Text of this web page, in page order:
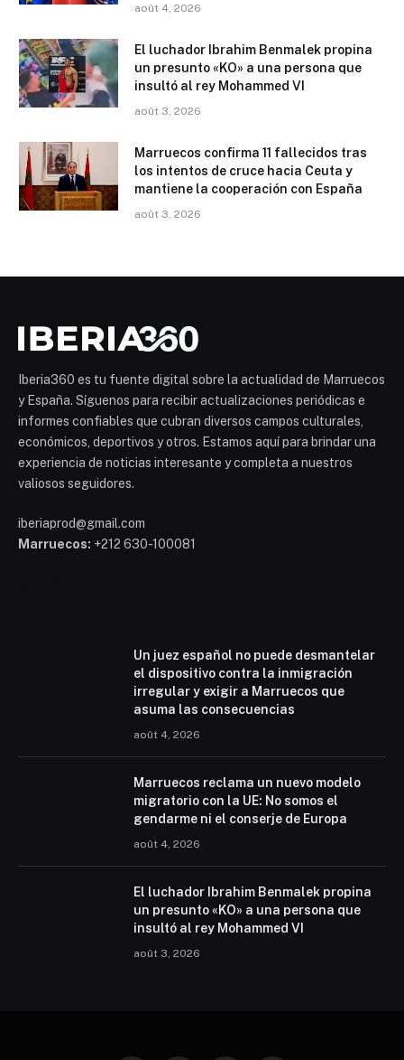
août 4, 2026
El luchador Ibrahim Benmalek propina
un presunto «KO» a una persona que
insultó al rey Mohammed VI
août 3, 2026
Marruecos confirma 11 fallecidos tras
los intentos de cruce hacia Ceuta y
mantiene la cooperación con España
août 3, 2026
Iberia360 es tu fuente digital sobre la actualidad de Marruecos
y España. Síguenos para recibir actualizaciones periódicas e
informes confiables que cubran diversos campos culturales,
económicos, deportivos y otros. Estamos aquí para brindar una
experiencia de noticias interesante y completa a nuestros
valiosos seguidores.
iberiaprod@gmail.com
Marruecos: +212 630-100081
Un juez español no puede desmantelar
el dispositivo contra la inmigración
irregular y exigir a Marruecos que
asuma las consecuencias
août 4, 2026
Marruecos reclama un nuevo modelo
migratorio con la UE: No somos el
gendarme ni el conserje de Europa
août 4, 2026
El luchador Ibrahim Benmalek propina
un presunto «KO» a una persona que
insultó al rey Mohammed VI
août 3, 2026